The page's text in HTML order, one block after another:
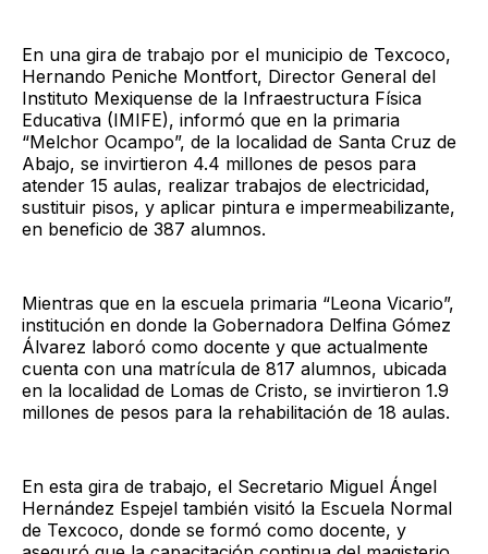
En una gira de trabajo por el municipio de Texcoco,
Hernando Peniche Montfort, Director General del
Instituto Mexiquense de la Infraestructura Física
Educativa (IMIFE), informó que en la primaria
“Melchor Ocampo”, de la localidad de Santa Cruz de
Abajo, se invirtieron 4.4 millones de pesos para
atender 15 aulas, realizar trabajos de electricidad,
sustituir pisos, y aplicar pintura e impermeabilizante,
en beneficio de 387 alumnos.
Mientras que en la escuela primaria “Leona Vicario”,
institución en donde la Gobernadora Delfina Gómez
Álvarez laboró como docente y que actualmente
cuenta con una matrícula de 817 alumnos, ubicada
en la localidad de Lomas de Cristo, se invirtieron 1.9
millones de pesos para la rehabilitación de 18 aulas.
En esta gira de trabajo, el Secretario Miguel Ángel
Hernández Espejel también visitó la Escuela Normal
de Texcoco, donde se formó como docente, y